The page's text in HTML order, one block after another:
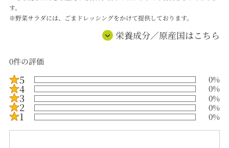
す。
※野菜サラダには、ごまドレッシングをかけて提供しております。
栄養成分／原産国はこちら
0件の評価
5 0%
4 0%
3 0%
2 0%
1 0%